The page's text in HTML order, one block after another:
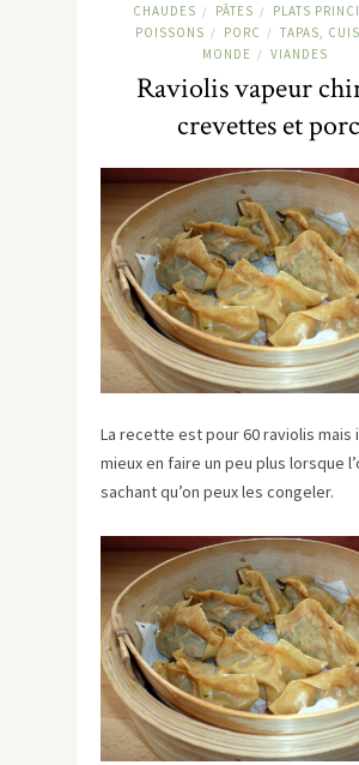
CHAUDES / PÂTES / PLATS
POISSONS / PORC /
TAPAS,
MONDE / VIANDES
Raviolis vapeur
crevettes et porc
La recette est pour 60 raviolis mais
mieux en faire un peu plus lorsque
sachant qu’on peux les congeler.